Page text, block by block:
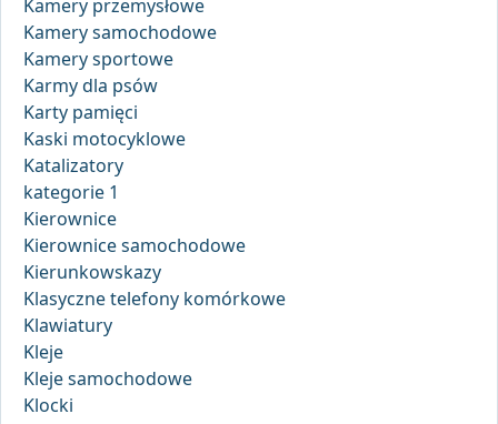
Kamery przemysłowe
Kamery samochodowe
Kamery sportowe
Karmy dla psów
Karty pamięci
Kaski motocyklowe
Katalizatory
kategorie 1
Kierownice
Kierownice samochodowe
Kierunkowskazy
Klasyczne telefony komórkowe
Klawiatury
Kleje
Kleje samochodowe
Klocki